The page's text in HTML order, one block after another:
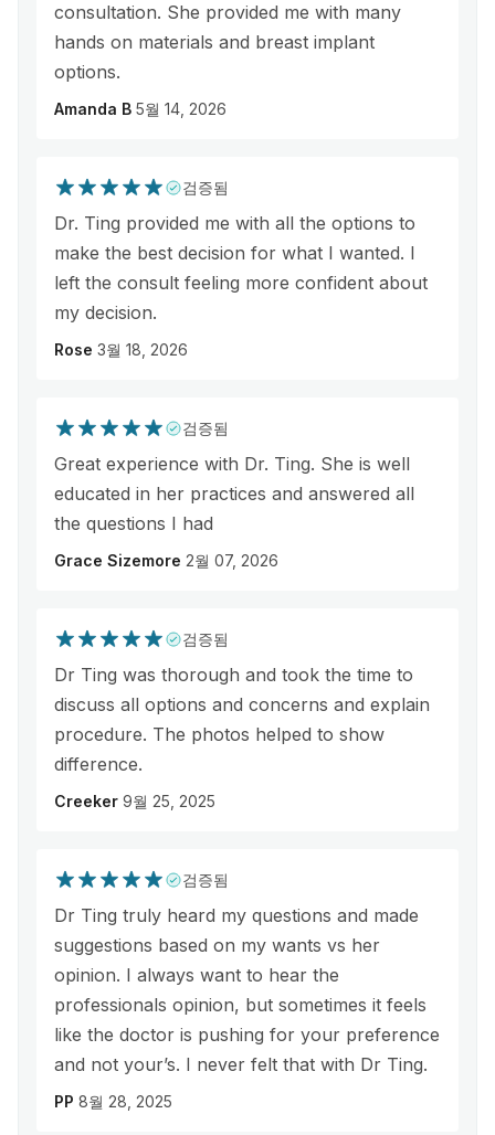
consultation. She provided me with many
hands on materials and breast implant
options.
Amanda B 5월 14, 2026
검증됨
Dr. Ting provided me with all the options to
make the best decision for what I wanted. I
left the consult feeling more confident about
my decision.
Rose 3월 18, 2026
검증됨
Great experience with Dr. Ting. She is well
educated in her practices and answered all
the questions I had
Grace Sizemore 2월 07, 2026
검증됨
Dr Ting was thorough and took the time to
discuss all options and concerns and explain
procedure. The photos helped to show
difference.
Creeker 9월 25, 2025
검증됨
Dr Ting truly heard my questions and made
suggestions based on my wants vs her
opinion. I always want to hear the
professionals opinion, but sometimes it feels
like the doctor is pushing for your preference
and not your’s. I never felt that with Dr Ting.
PP 8월 28, 2025